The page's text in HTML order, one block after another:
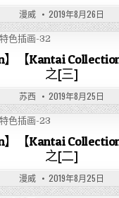
漫威 2019年8月26日
】【Kantai
之[三]
苏西 2019年8月25日
】【Kantai
之[二]
漫威 2019年8月25日